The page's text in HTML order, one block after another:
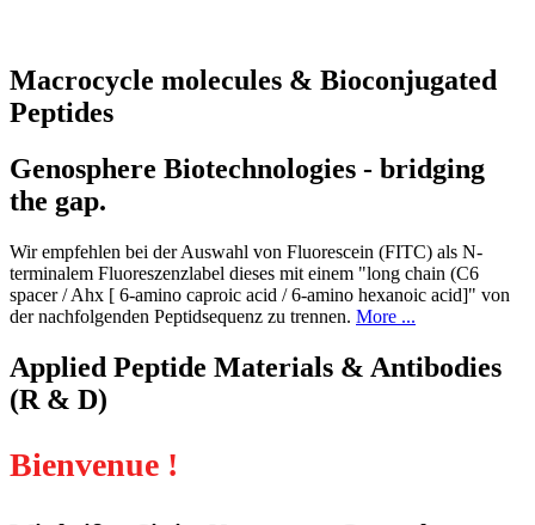
Macrocycle molecules & Bioconjugated
Peptides
Genosphere Biotechnologies - bridging
the gap.
Wir empfehlen bei der Auswahl von Fluorescein (FITC) als N-
terminalem Fluoreszenzlabel dieses mit einem "long chain (C6
spacer / Ahx [ 6-amino caproic acid / 6-amino hexanoic acid]" von
der nachfolgenden Peptidsequenz zu trennen. More ...
Applied Peptide Materials & Antibodies
(R & D)
Bienvenue !